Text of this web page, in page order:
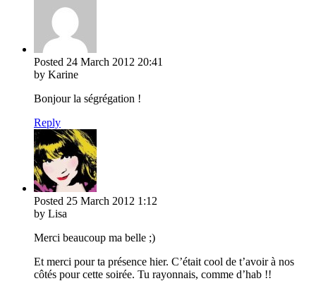
Posted 24 March 2012 20:41
by Karine
Bonjour la ségrégation !
Reply
Posted 25 March 2012 1:12
by Lisa
Merci beaucoup ma belle ;)
Et merci pour ta présence hier. C’était cool de t’avoir à nos
côtés pour cette soirée. Tu rayonnais, comme d’hab !!